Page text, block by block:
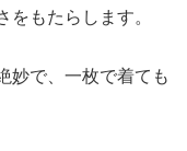
もたらします。
妙で、一枚で着ても